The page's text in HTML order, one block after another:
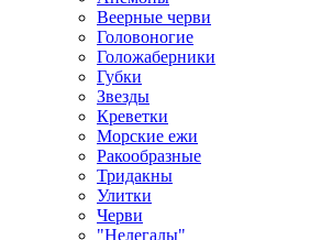
Веерные черви
Головоногие
Голожаберники
Губки
Звезды
Креветки
Морские ежи
Ракообразные
Тридакны
Улитки
Черви
"Нелегалы"